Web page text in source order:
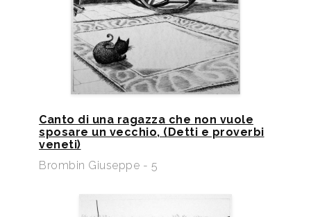
Canto di una ragazza che non vuole
sposare un vecchio, (Detti e proverbi
veneti)
Brombin Giuseppe - 5